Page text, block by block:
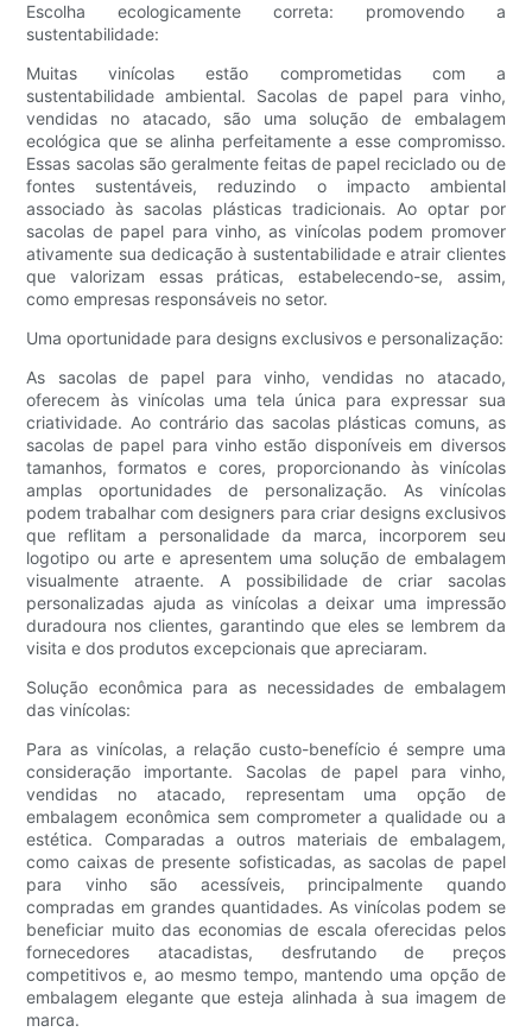
Escolha ecologicamente correta: promovendo a
sustentabilidade:
Muitas vinícolas estão comprometidas com a
sustentabilidade ambiental. Sacolas de papel para vinho,
vendidas no atacado, são uma solução de embalagem
ecológica que se alinha perfeitamente a esse compromisso.
Essas sacolas são geralmente feitas de papel reciclado ou de
fontes sustentáveis, reduzindo o impacto ambiental
associado às sacolas plásticas tradicionais. Ao optar por
sacolas de papel para vinho, as vinícolas podem promover
ativamente sua dedicação à sustentabilidade e atrair clientes
que valorizam essas práticas, estabelecendo-se, assim,
como empresas responsáveis ​​no setor.
Uma oportunidade para designs exclusivos e personalização:
As sacolas de papel para vinho, vendidas no atacado,
oferecem às vinícolas uma tela única para expressar sua
criatividade. Ao contrário das sacolas plásticas comuns, as
sacolas de papel para vinho estão disponíveis em diversos
tamanhos, formatos e cores, proporcionando às vinícolas
amplas oportunidades de personalização. As vinícolas
podem trabalhar com designers para criar designs exclusivos
que reflitam a personalidade da marca, incorporem seu
logotipo ou arte e apresentem uma solução de embalagem
visualmente atraente. A possibilidade de criar sacolas
personalizadas ajuda as vinícolas a deixar uma impressão
duradoura nos clientes, garantindo que eles se lembrem da
visita e dos produtos excepcionais que apreciaram.
Solução econômica para as necessidades de embalagem
das vinícolas:
Para as vinícolas, a relação custo-benefício é sempre uma
consideração importante. Sacolas de papel para vinho,
vendidas no atacado, representam uma opção de
embalagem econômica sem comprometer a qualidade ou a
estética. Comparadas a outros materiais de embalagem,
como caixas de presente sofisticadas, as sacolas de papel
para vinho são acessíveis, principalmente quando
compradas em grandes quantidades. As vinícolas podem se
beneficiar muito das economias de escala oferecidas pelos
fornecedores atacadistas, desfrutando de preços
competitivos e, ao mesmo tempo, mantendo uma opção de
embalagem elegante que esteja alinhada à sua imagem de
marca.